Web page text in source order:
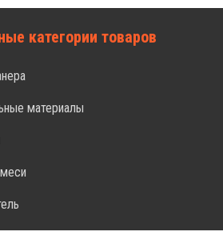
категории товаров
материалы